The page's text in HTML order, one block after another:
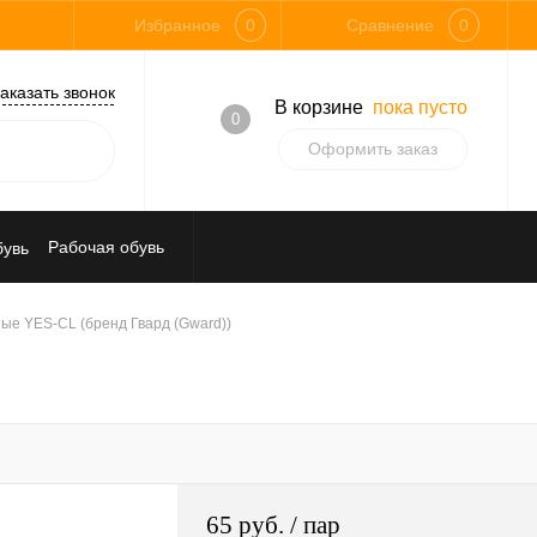
Избранное 0 Сравнение 0
звонок
0
В корзине пока пусто
Оформить заказ
Рабочая обувь
Средства индивидуальной защиты
YES-CL (бренд Гвард (Gward))
65 руб. / пар